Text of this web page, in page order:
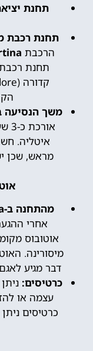
תחנת
תחנת רכבת
הרכבת
תחנת
משך הנסיעה
איטליה.
מראש, שכן
מהתחנה ב-Calalzo-Pieve di Cadore-Cortina:
אוטובוס
מיסורינה.
דבר מגיע
כרטיסים:
עצמה או